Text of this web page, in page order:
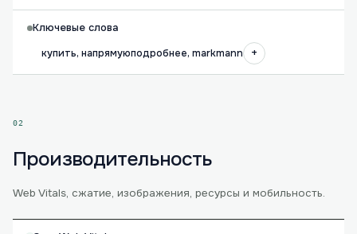
Ключевые слова
купить, напрямуюподробнее, markmann
+
02
Производительность
Web Vitals, сжатие, изображения, ресурсы и мобильность.